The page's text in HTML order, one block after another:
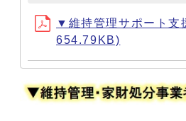
▼維持管理サポート支
654.79KB)